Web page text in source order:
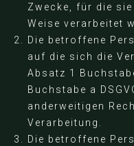
Zwecke, für die
Weise verarbeitet
Die betroffene
auf die sich die
Absatz 1
Buchstabe a
anderweitigen
Verarbeitung.
Die betroffene